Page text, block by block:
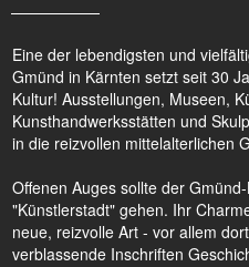
Eine der lebendigsten und
Gmünd in Kärnten setzt seit 30
Kultur! Ausstellungen, Museen,
Kunsthandwerksstätten und
in die reizvollen mittelalterlichen
Offenen Auges sollte der
"Künstlerstadt" gehen. Ihr
neue, reizvolle Art - vor allem
verblassende Inschriften